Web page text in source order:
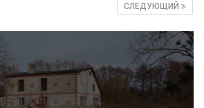
СЛЕДУЮЩИЙ